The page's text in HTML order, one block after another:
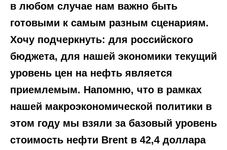
в любом случае нам важно быть
готовыми к самым разным сценариям.
Хочу подчеркнуть: для российского
бюджета, для нашей экономики текущий
уровень цен на нефть является
приемлемым. Напомню, что в рамках
нашей макроэкономической политики в
этом году мы взяли за базовый уровень
стоимость нефти Brent в 42,4 доллара